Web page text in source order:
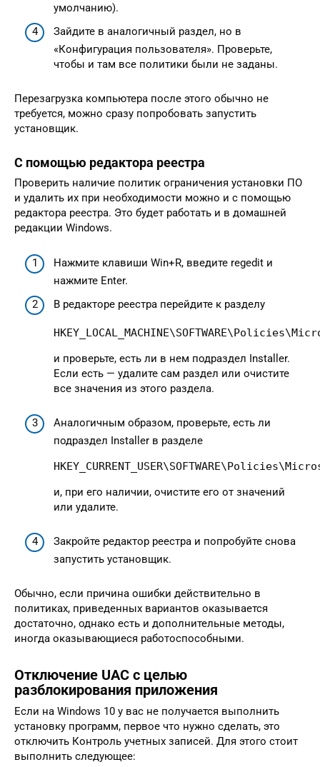
умолчанию).
Зайдите в аналогичный раздел, но в
«Конфигурация пользователя». Проверьте,
чтобы и там все политики были не заданы.
Перезагрузка компьютера после этого обычно не
требуется, можно сразу попробовать запустить
установщик.
С помощью редактора реестра
Проверить наличие политик ограничения установки ПО
и удалить их при необходимости можно и с помощью
редактора реестра. Это будет работать и в домашней
редакции Windows.
Нажмите клавиши Win+R, введите regedit и
нажмите Enter.
В редакторе реестра перейдите к разделу
и проверьте, есть ли в нем подраздел Installer.
Если есть — удалите сам раздел или очистите
все значения из этого раздела.
Аналогичным образом, проверьте, есть ли
подраздел Installer в разделе
и, при его наличии, очистите его от значений
или удалите.
Закройте редактор реестра и попробуйте снова
запустить установщик.
Обычно, если причина ошибки действительно в
политиках, приведенных вариантов оказывается
достаточно, однако есть и дополнительные методы,
иногда оказывающиеся работоспособными.
Отключение UAC с целью
разблокирования приложения
Если на Windows 10 у вас не получается выполнить
установку программ, первое что нужно сделать, это
отключить Контроль учетных записей. Для этого стоит
выполнить следующее: